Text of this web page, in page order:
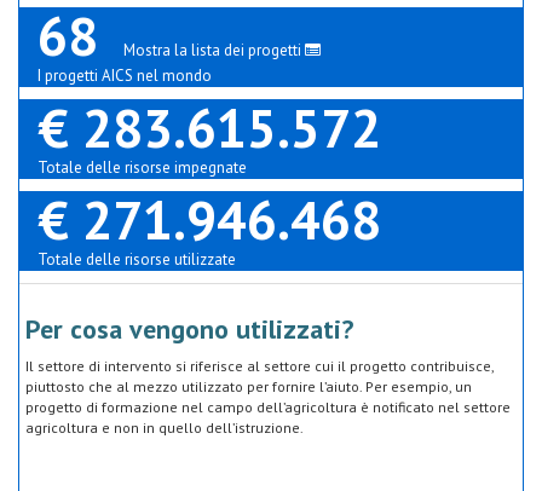
68
Mostra la lista dei progetti
I progetti AICS nel mondo
€ 283.615.572
Totale delle risorse impegnate
€ 271.946.468
Totale delle risorse utilizzate
Per cosa vengono utilizzati?
Il settore di intervento si riferisce al settore cui il progetto contribuisce,
piuttosto che al mezzo utilizzato per fornire l’aiuto. Per esempio, un
progetto di formazione nel campo dell’agricoltura è notificato nel settore
agricoltura e non in quello dell’istruzione.